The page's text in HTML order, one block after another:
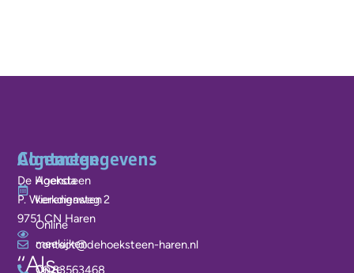
‘‘Als
Algemeen
Agenda
kerkdiensten
Online
meekijken
Onze
Contactgegevens
De Hoeksteen
P. Wierengaweg 2
9751 CN Haren
contact@dehoeksteen-haren.nl
06 83563468